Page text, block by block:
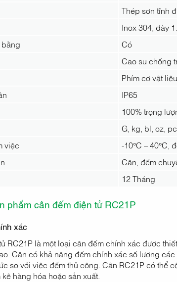
Thép sơn tĩnh
Inox 304, dày
Có
Cao su chống
Phím cơ vật
IP65
100% trọng
G, kg, bl, oz,
việc
-10°C – 40°C,
Cân, đếm
12 Tháng
phẩm cân đếm điện tử RC21P
xác
RC21P là một loại cân đếm chính xác được
Cân có khả năng đếm chính xác số lượng
so với việc đếm thủ công. Cân RC21P có thể
hàng hóa hoặc sản xuất.